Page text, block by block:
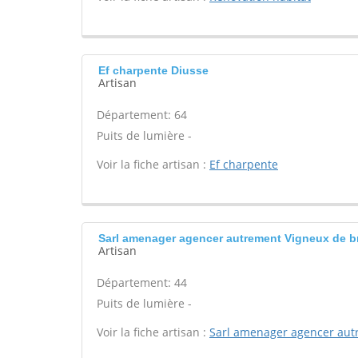
Ef charpente Diusse
Artisan
Département: 64
Puits de lumière -
Voir la fiche artisan : Ef charpente
Sarl amenager agencer autrement Vigneux de
Artisan
Département: 44
Puits de lumière -
Voir la fiche artisan : Sarl amenager agencer